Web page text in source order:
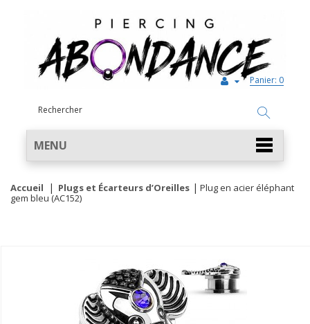
Panier: 0
MENU
Accueil Plugs et Écarteurs d’Oreilles
Plug en acier éléphant
gem bleu (AC152)